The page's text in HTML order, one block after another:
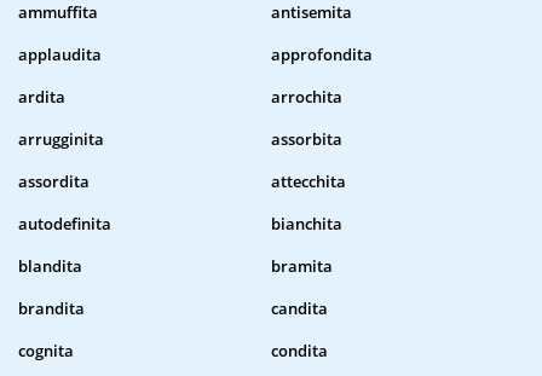
ammuffita
antisemita
applaudita
approfondita
ardita
arrochita
arrugginita
assorbita
assordita
attecchita
autodefinita
bianchita
blandita
bramita
brandita
candita
cognita
condita